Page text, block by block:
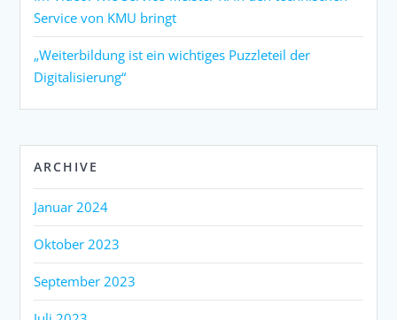
Service von KMU bringt
„Weiterbildung ist ein wichtiges Puzzleteil der
Digitalisierung“
ARCHIVE
Januar 2024
Oktober 2023
September 2023